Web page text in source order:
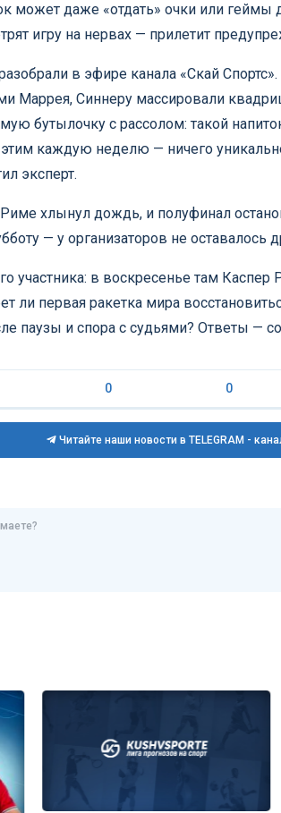
может даже «отдать» очки или
игру на нервах — прилетит
в эфире канала «Скай
Маррея, Синнеру массировали
бутылочку с рассолом: такой
каждую неделю — ничего
эксперт.
хлынул дождь, и полуфинал
— у организаторов не оставалось
участника: в воскресенье там Каспер
ли первая ракетка мира
паузы и спора с судьями? Ответы —
0 0
Читайте наши новости в TELEGRAM -